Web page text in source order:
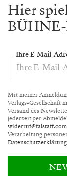
Hier
Ihre E-Mail-
Mit meiner
Verlags-Gesellschaft
Versand des
jederzeit per
widerruf@falstaff.com
Verarbeitung
Datenschutzerklärung.